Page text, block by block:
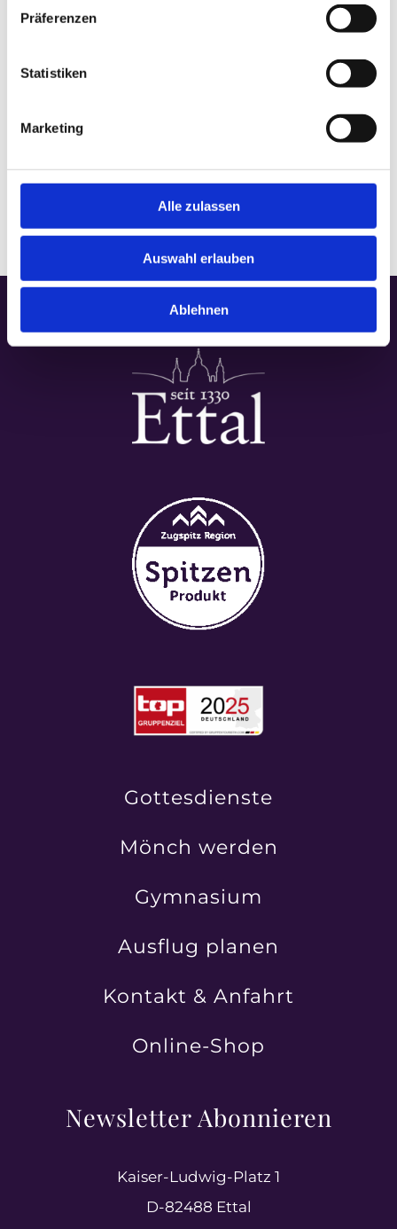
Präferenzen
Statistiken
Marketing
Alle zulassen
Auswahl erlauben
Ablehnen
Eintritt:
Gottesdienste
Mönch werden
Gymnasium
Ausflug planen
Kontakt & Anfahrt
Online-Shop
Newsletter Abonnieren
Kaiser-Ludwig-Platz 1
D-82488 Ettal